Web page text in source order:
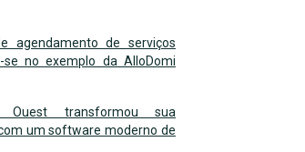
agendamento de serviços
se no exemplo da AlloDomi
transformou sua
um software moderno de